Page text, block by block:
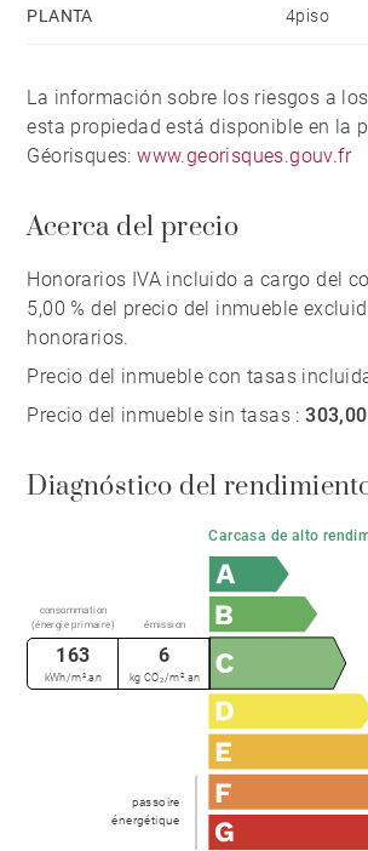
PLANTA 4piso
La información sobre los riesgos a
esta propiedad está disponible en la
Géorisques:www.georisques.gouv.fr
Acerca del precio
Honorarios IVA incluido a cargo del
5,00 % del precio del inmueble
honorarios.
Precio del inmueble con tasas
Precio del inmueble sin tasas :
Diagnóstico del
Carcasa de alto
passoire
énergétique
consommation
(énergie primaire)
émission
163
kWh/m².an
6
kg CO₂/m².an